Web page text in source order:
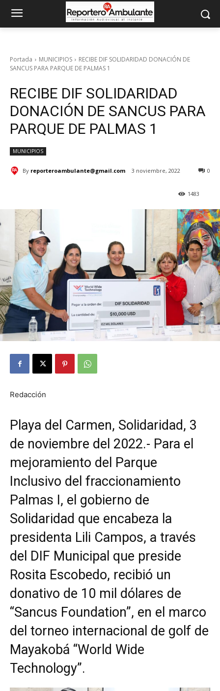
Portada MUNICIPIOS
RECIBE DIF SOLIDARIDAD DONACIÓN DE
SANCUS PARA PARQUE DE PALMAS 1
RECIBE DIF SOLIDARIDAD
DONACIÓN DE SANCUS PARA
PARQUE DE PALMAS 1
MUNICIPIOS
By reporteroambulante@gmail.com 3 noviembre, 2022 0
1483
Redacción
Playa del Carmen, Solidaridad, 3
de noviembre del 2022.- Para el
mejoramiento del Parque
Inclusivo del fraccionamiento
Palmas I, el gobierno de
Solidaridad que encabeza la
presidenta Lili Campos, a través
del DIF Municipal que preside
Rosita Escobedo, recibió un
donativo de 10 mil dólares de
“Sancus Foundation”, en el marco
del torneo internacional de golf de
Mayakobá “World Wide
Technology”.